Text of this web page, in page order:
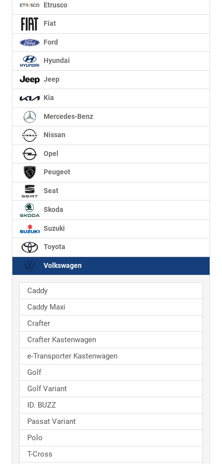
Etrusco
Fiat
Ford
Hyundai
Jeep
Kia
Mercedes-Benz
Nissan
Opel
Peugeot
Seat
Skoda
Suzuki
Toyota
Volkswagen
Caddy
Caddy Maxi
Crafter
Crafter Kastenwagen
e-Transporter Kastenwagen
Golf
Golf Variant
ID. BUZZ
Passat Variant
Polo
T-Cross